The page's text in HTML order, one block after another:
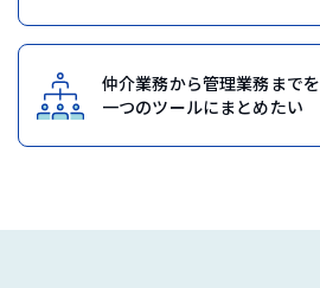
仲介業務から管理業務までを
一つのツールにまとめたい